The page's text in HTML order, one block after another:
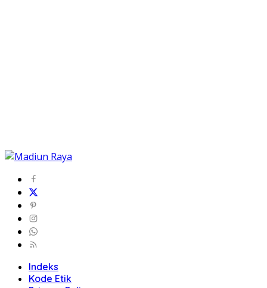
Indeks
Kode Etik